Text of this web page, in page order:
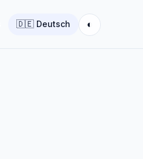
🇩🇪 Deutsch ◐